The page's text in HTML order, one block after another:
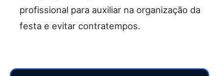
profissional para auxiliar na organização da
festa e evitar contratempos.